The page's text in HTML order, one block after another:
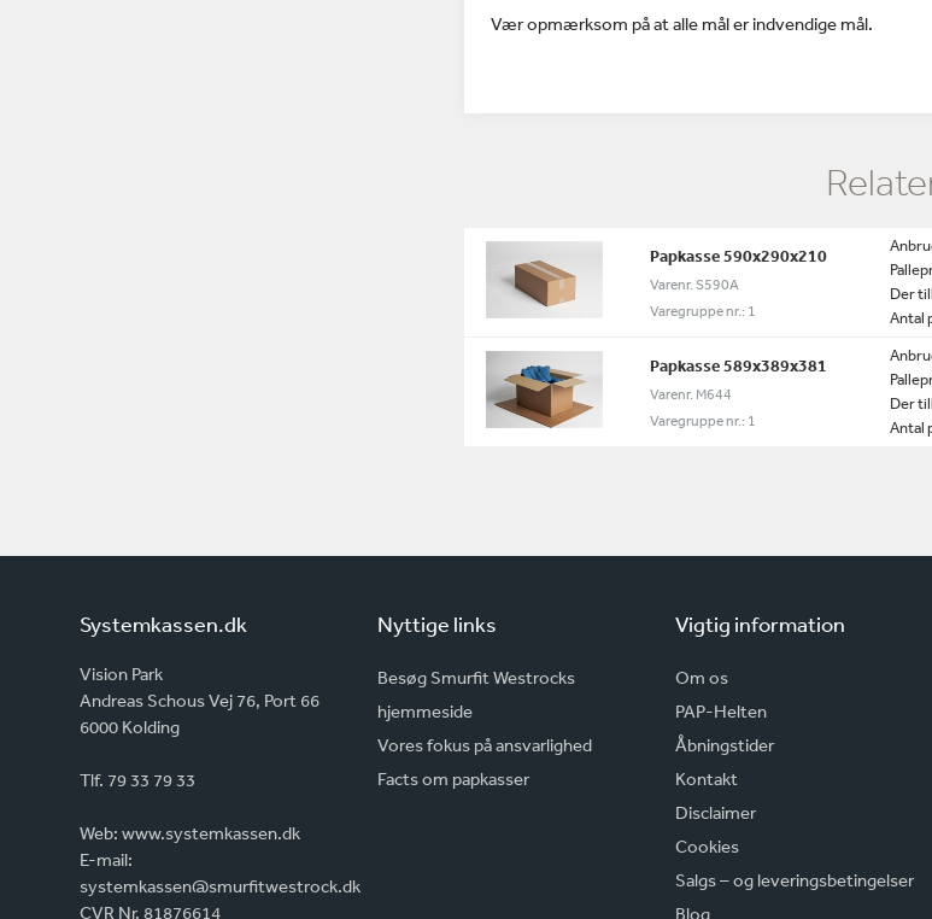
Vær opmærksom på at alle mål er indvendige mål.
Papkasse 590x290x210
Varenr. S590A
Varegruppe nr.: 1
Der
Antal
Papkasse 589x389x381
Varenr. M644
Varegruppe nr.: 1
Der
Antal
Systemkassen.dk
Vision Park
Andreas Schous Vej 76, Port 66
6000 Kolding
Tlf. 79 33 79 33
Web:www.systemkassen.dk
E-mail:
systemkassen@smurfitwestrock.dk
CVR Nr. 81876614
Nyttige links
Besøg Smurfit Westrocks
hjemmeside
Vores fokus på ansvarlighed
Facts om papkasser
Vigtig information
Om os
PAP-Helten
Åbningstider
Kontakt
Disclaimer
Cookies
Salgs – og leveringsbetingelser
Blog